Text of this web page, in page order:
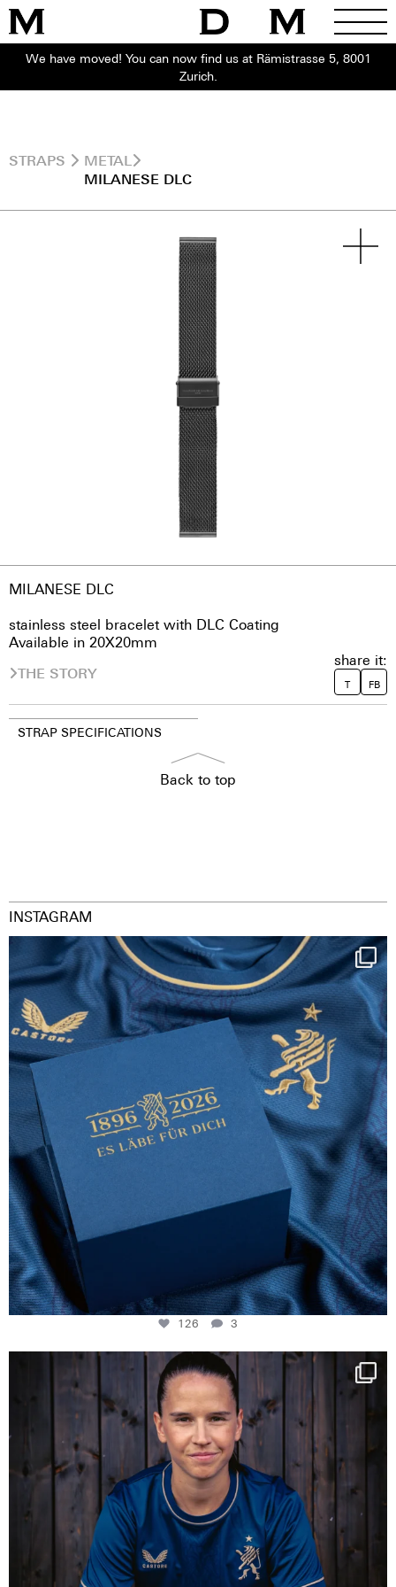
We have moved! You can now find us at Rämistrasse 5, 8001
Zurich.
STRAPS
METAL
MILANESE DLC
MILANESE DLC
stainless steel bracelet with DLC Coating
Available in 20X20mm
THE STORY
share it:
T FB
STRAP SPECIFICATIONS
Back to top
INSTAGRAM
Happy Birthday FCZ
130 years filled ...
126
3
126 3
NIE USENAND GAH
Some anniversaries
291
5